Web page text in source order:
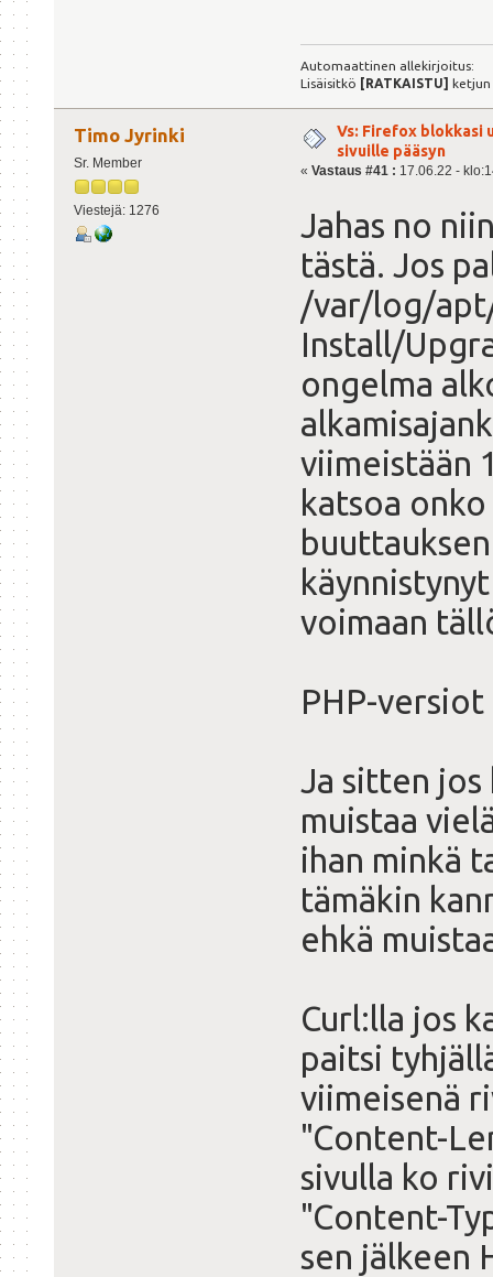
Automaattinen allekirjoitus:
Lisäisitkö [RATKAISTU]
Timo Jyrinki
Sr. Member
Viestejä: 1276
Vs: Firefox blokkasi
sivuille pääsyn
« Vastaus #41 : 17.06.22 -
Jahas no
tästä. Jos
/var/log/
Install/
ongelma
viimeistään
katsoa
voimaan
PHP-
Ja sitten
muistaa
ihan minkä
tämäkin
ehkä
Curl:lla jos
paitsi
viimeisenä
"Content-
sivulla ko
"Content-
sen jälkeen